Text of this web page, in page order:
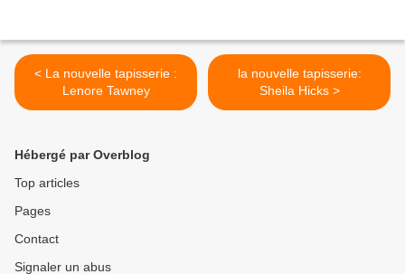
< La nouvelle tapisserie :
Lenore Tawney
la nouvelle tapisserie:
Sheila Hicks >
Hébergé par Overblog
Top articles
Pages
Contact
Signaler un abus